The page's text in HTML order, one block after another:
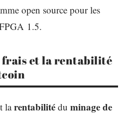
open source pour les
1.5.
frais et la rentabilité
larentabilité du minage de